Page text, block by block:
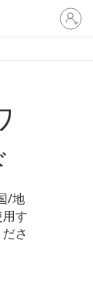
ア
カ
ウ
/地
す
さ